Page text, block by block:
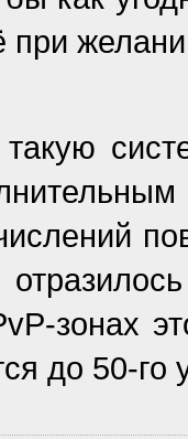
при
такую
зонах
до 50-го